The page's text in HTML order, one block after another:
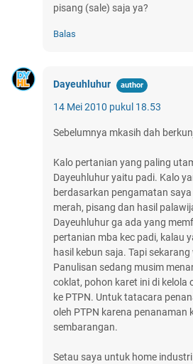
pisang (sale) saja ya?
Balas
Dayeuhluhur
14 Mei 2010 pukul 18.53
Sebelumnya mkasih dah
Kalo pertanian yang paling
Dayeuhluhur yaitu padi. Kalo
berdasarkan pengamatan
merah, pisang dan hasil
Dayeuhluhur ga ada yang
pertanian mba kec padi, kalau
hasil kebun saja. Tapi
Panulisan sedang musim
coklat, pohon karet ini di kelola
ke PTPN. Untuk tatacara
oleh PTPN karena penanaman
sembarangan.
Setau saya untuk home